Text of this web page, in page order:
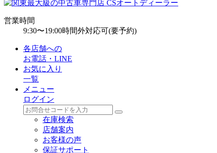
営業時間
9:30〜19:00時間外対応可(要予約)
各店舗への
お電話・LINE
お気に入り
一覧
メニュー
ログイン
在庫検索
店舗案内
お客様の声
保証サポート